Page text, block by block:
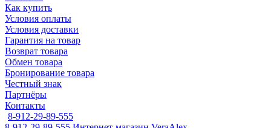
Как купить
Условия оплаты
Условия доставки
Гарантия на товар
Возврат товара
Обмен товара
Бронирование товара
Честный знак
Партнёры
Контакты
8-912-29-89-555